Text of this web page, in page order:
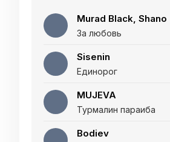
Murad Black, Shano
За любовь
Sisenin
Единорог
MUJEVA
Турмалин параиба
Bodiev